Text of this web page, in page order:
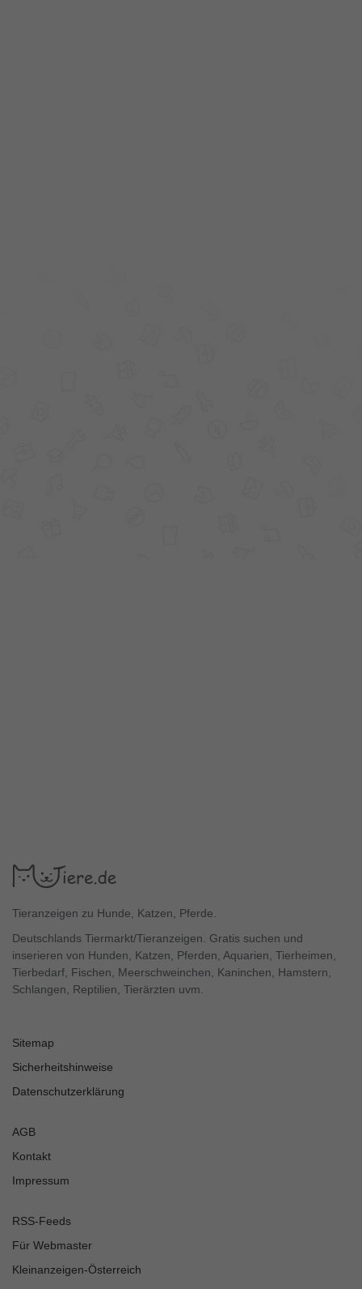
Tieranzeigen zu Hunde, Katzen, Pferde.
Deutschlands Tiermarkt/Tieranzeigen. Gratis suchen und
inserieren von Hunden, Katzen, Pferden, Aquarien, Tierheimen,
Tierbedarf, Fischen, Meerschweinchen, Kaninchen, Hamstern,
Schlangen, Reptilien, Tierärzten uvm.
Sitemap
Sicherheitshinweise
Datenschutzerklärung
AGB
Kontakt
Impressum
RSS-Feeds
Für Webmaster
Kleinanzeigen-Österreich